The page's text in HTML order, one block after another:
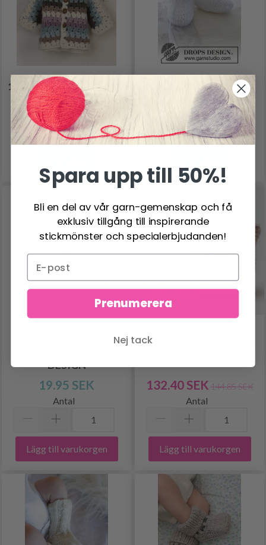
14-25 COZY CUDDLE BY
DROPS DESIGN
Pris från212.55 SEK
29-4 SO CHARMING
SOCKS BY DROPS
DESIGN
19.95 SEK
29-4 SO CHARMING
DESIGN
19.95 SEK
Antal
Lägg till varukorgen
132.40 SEK 144.85 SEK
Antal
Lägg till varukorgen
Spara upp till 50%!
Bli en del av vår garn-gemenskap och få
exklusiv tillgång till inspirerande
stickmönster och specialerbjudanden!
Prenumerera
Nej tack